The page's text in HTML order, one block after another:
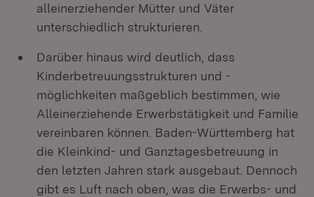
alleinerziehender Mütter und Väter
unterschiedlich strukturieren.
Darüber hinaus wird deutlich, dass
Kinderbetreuungsstrukturen und -
möglichkeiten maßgeblich bestimmen, wie
Alleinerziehende Erwerbstätigkeit und Familie
vereinbaren können. Baden-Württemberg hat
die Kleinkind- und Ganztagesbetreuung in
den letzten Jahren stark ausgebaut. Dennoch
gibt es Luft nach oben, was die Erwerbs- und